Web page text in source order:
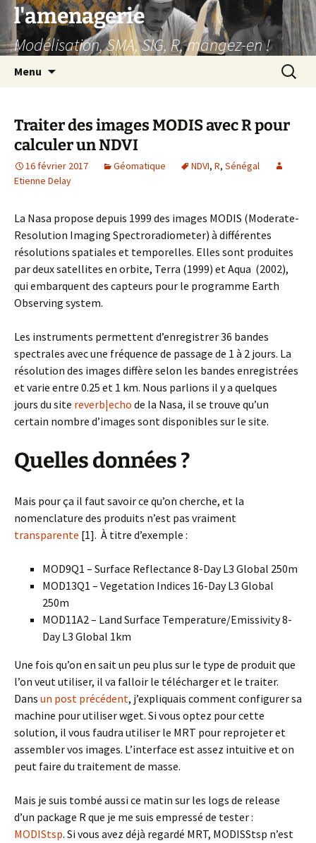
Aller
contenu
l'amenagerie
Modélisation, SMA, SIG, R, mangez-en !
Menu
Traiter des images MODIS avec R pour
calculer un NDVI
16 février 2017 Géomatique NDVI, R, Sénégal
Etienne Delay
La Nasa propose depuis 1999 des images MODIS (Moderate-
Resolution Imaging Spectroradiometer) à différentes
résolutions spatiales et temporelles. Elles sont produites
par deux satellites en orbite, Terra (1999) et Aqua (2002),
qui embarquent des capteurs pour le programme Earth
Observing system.
Les instruments permettent d’enregistrer 36 bandes
spectrales avec une fréquence de passage de 1 à 2 jours. La
résolution des images diffère selon les bandes enregistrées
et varie entre 0.25 et 1 km. Nous parlions il y a quelques
jours du site reverb|echo de la Nasa, il se trouve qu’un
certain nombre d’images sont disponibles sur le site.
Quelles données ?
Mais pour ça il faut savoir ce qu’on cherche, et la
nomenclature des produits n’est pas vraiment
transparente [1]. À titre d’exemple :
MOD9Q1 – Surface Reflectance 8-Day L3 Global 250m
MOD13Q1 – Vegetation Indices 16-Day L3 Global
250m
MOD11A2 – Land Surface Temperature/Emissivity 8-
Day L3 Global 1km
Une fois qu’on en sait un peu plus sur le type de produit que
l’on veut utiliser, il va falloir le télécharger et le traiter.
Dans un post précédent, j’expliquais comment configurer sa
machine pour utiliser wget. Si vous optez pour cette
solution, il vous faudra utiliser le MRT pour reprojeter et
assembler vos images. L’interface est assez intuitive et on
peut faire du traitement de masse.
Mais je suis tombé aussi ce matin sur les logs de release
d’un package R que je me suis empressé de tester :
MODIStsp. Si vous avez déjà regardé MRT, MODISStsp n’est